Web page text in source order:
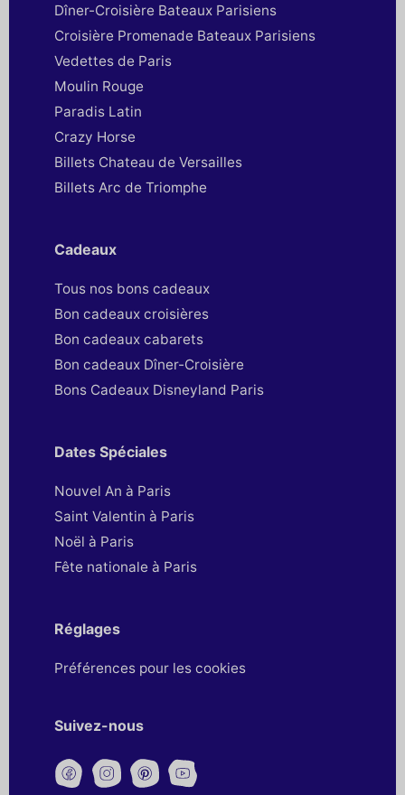
Dîner-Croisière Bateaux Parisiens
Croisière Promenade Bateaux Parisiens
Vedettes de Paris
Moulin Rouge
Paradis Latin
Crazy Horse
Billets Chateau de Versailles
Billets Arc de Triomphe
Cadeaux
Tous nos bons cadeaux
Bon cadeaux croisières
Bon cadeaux cabarets
Bon cadeaux Dîner-Croisière
Bons Cadeaux Disneyland Paris
Dates Spéciales
Nouvel An à Paris
Saint Valentin à Paris
Noël à Paris
Fête nationale à Paris
Réglages
Préférences pour les cookies
Suivez-nous